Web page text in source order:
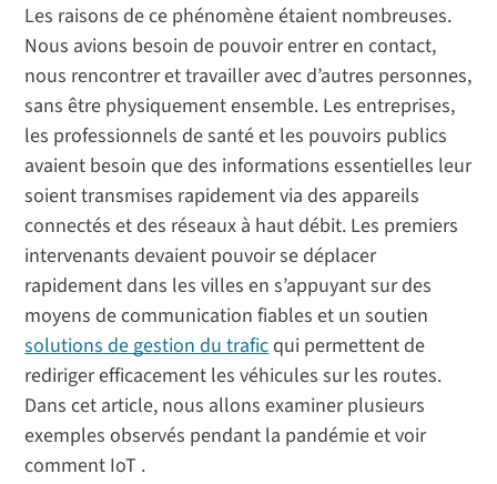
Les raisons de ce phénomène étaient nombreuses.
Nous avions besoin de pouvoir entrer en contact,
nous rencontrer et travailler avec d’autres personnes,
sans être physiquement ensemble. Les entreprises,
les professionnels de santé et les pouvoirs publics
avaient besoin que des informations essentielles leur
soient transmises rapidement via des appareils
connectés et des réseaux à haut débit. Les premiers
intervenants devaient pouvoir se déplacer
rapidement dans les villes en s’appuyant sur des
moyens de communication fiables et un soutien
solutions de gestion du traficqui permettent de
rediriger efficacement les véhicules sur les routes.
Dans cet article, nous allons examiner plusieurs
exemples observés pendant la pandémie et voir
comment IoT .